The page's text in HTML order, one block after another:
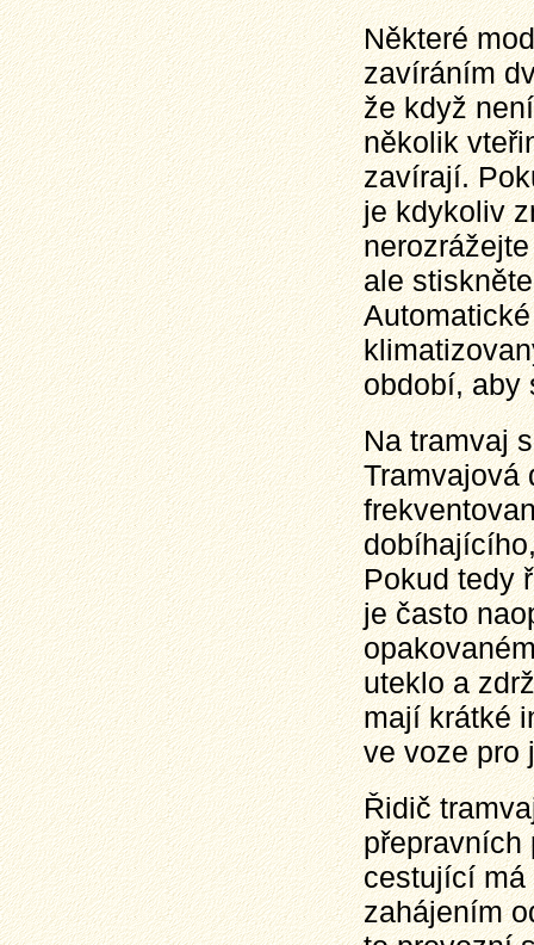
Některé
zavíráním
že když
několik
zavírají.
je kdykoliv
ale
období, aby
Na tramvaj
Tramvajová
Pokud tedy
je často
uteklo a
mají krátké
ve voze pro
Řidič
přepravních
cestující má
zahájením